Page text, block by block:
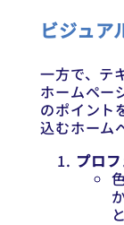
ビジュア
一方で、テ
ホームペー
のポイント
込むホーム
プロ